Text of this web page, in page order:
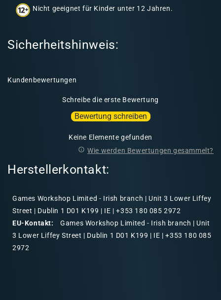
Nicht geeignet für Kinder unter 12 Jahren.
Sicherheitshinweis:
Kundenbewertungen
Schreibe die erste Bewertung
Bewertung schreiben
Keine Elemente gefunden
Wie werden Bewertungen gesammelt?
Herstellerkontakt:
Games Workshop Limited - Irish branch | Unit 3 Lower Liffey
Street | Dublin 1 D01 K199 | IE | +353 180 085 2972
EU-Kontakt:
Games Workshop Limited - Irish branch | Unit
3 Lower Liffey Street | Dublin 1 D01 K199 | IE | +353 180 085
2972